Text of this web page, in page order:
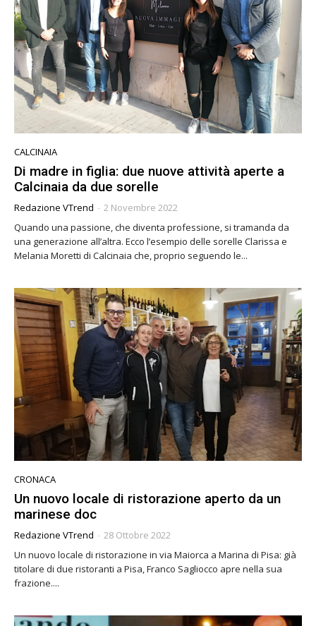
CALCINAIA
Di madre in figlia: due nuove attività aperte a
Calcinaia da due sorelle
Redazione VTrend - 2 Novembre 2022
Quando una passione, che diventa professione, si tramanda da
una generazione all’altra. Ecco l’esempio delle sorelle Clarissa e
Melania Moretti di Calcinaia che, proprio seguendo le...
CRONACA
Un nuovo locale di ristorazione aperto da un
marinese doc
Redazione VTrend - 28 Ottobre 2022
Un nuovo locale di ristorazione in via Maiorca a Marina di Pisa: già
titolare di due ristoranti a Pisa, Franco Sagliocco apre nella sua
frazione....